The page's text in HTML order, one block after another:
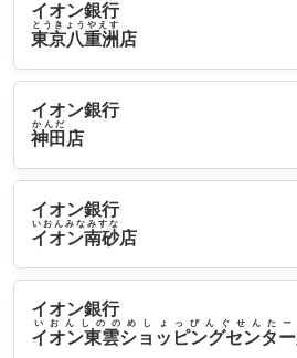
イオン銀行
東京八重洲
とうきょうやえす
店
イオン銀行
神田
かんだ
店
イオン銀行
イオン南砂
いおんみなみすな
店
イオン銀行
イオン東雲ショッピングセンター
いおんしののめしょっぴんぐせんたー